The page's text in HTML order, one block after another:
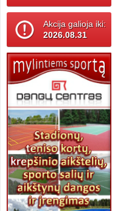
Akcija galioja iki:
2026.08.31